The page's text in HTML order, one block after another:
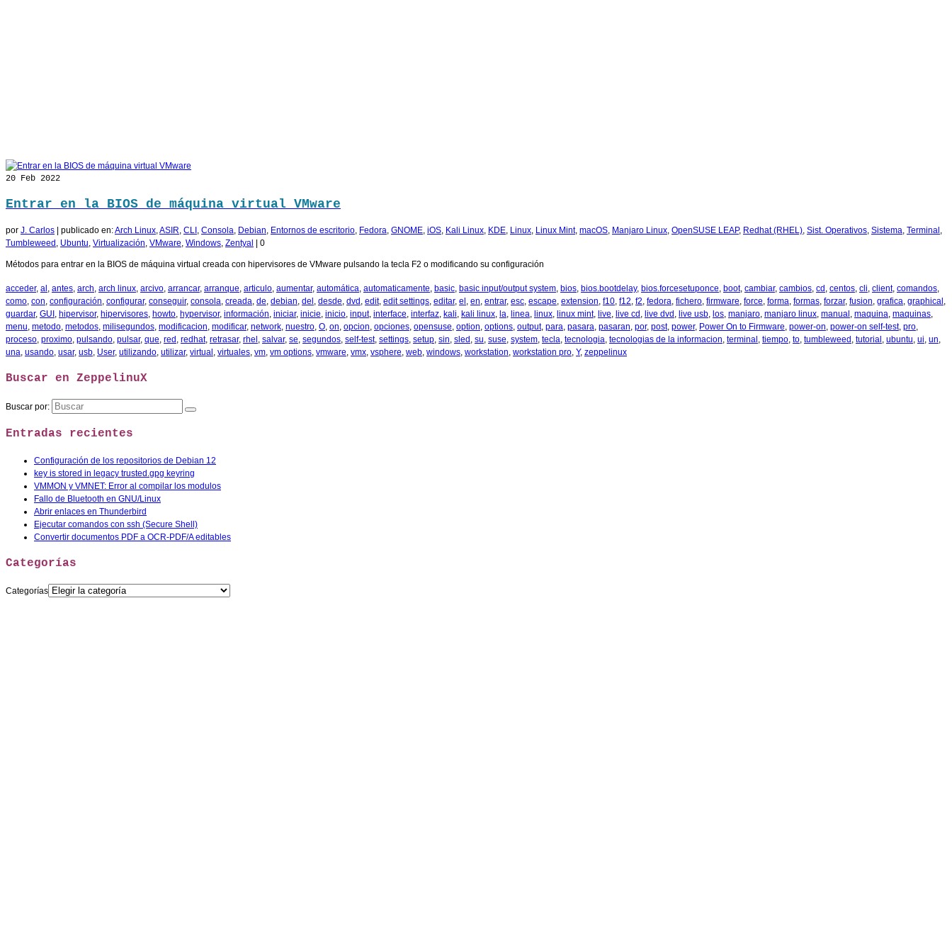
20 Feb 2022
Entrar en la BIOS de máquina virtual VMware
por J. Carlos publicado en:Arch Linux,ASIR, CLI , Consola, Debian, Entornos de escritorio, Fedora, GNOME, iOS, Kali Linux, KDE, Linux, Linux Mint, macOS, Manjaro Linux, OpenSUSE LEAP, Redhat (RHEL), Sist. Operativos, Sistema, Terminal ,
Tumbleweed , Ubuntu, Virtualización, VMware, Windows, Zentyal 0
Métodos para entrar en la BIOS de máquina virtual creada con hipervisores de VMware pulsando la tecla F2 o modificando su configuración
acceder, al , antes, arch, arch linux, arcivo, arrancar, arranque, articulo, aumentar, automática, automaticamente, basic, basic input/output system, bios, bios.bootdelay, bios.forcesetuponce, boot, cambiar, cambios, cd , centos, cli, client, comandos,
como, con, configuración, configurar, conseguir, consola, creada, de, debian, del , desde, dvd , edit, edit settings, editar, el , en, entrar, esc, escape, extension, f10, f12, f2, fedora, fichero, firmware, force, forma, formas, forzar, fusion, grafica, graphical ,
guardar, GUI , hipervisor, hipervisores, howto, hypervisor, información, iniciar, inicie, inicio, input, interface, interfaz, kali, kali linux, la, linea, linux, linux mint, live, live cd , live dvd , live usb, los, manjaro, manjaro linux, manual , maquina, maquinas,
menu, metodo, metodos, milisegundos, modificacion, modificar, network, nuestro, O, on, opcion, opciones, opensuse, option, options, output, para, pasara, pasaran, por, post, power, Power On to Firmware, power-on, power-on self-test, pro,
proceso, proximo, pulsando, pulsar, que, red , redhat, retrasar, rhel , salvar, se, segundos, self-test, settings, setup, sin, sled , su, suse, system, tecla, tecnologia, tecnologias de la informacion, terminal , tiempo, to, tumbleweed , tutorial , ubuntu, ui, un,
una, usando, usar, usb, User, utilizando, utilizar, virtual , virtuales, vm, vm options, vmware, vmx, vsphere, web, windows, workstation, workstation pro, Y, zeppelinux
Buscar en ZeppelinuX
Buscar por:
Entradas recientes
Configuración de los repositorios de Debian 12
key is stored in legacy trusted.gpg keyring
VMMON y VMNET: Error al compilar los modulos
Fallo de Bluetooth en GNU/Linux
Abrir enlaces en Thunderbird
Ejecutar comandos con ssh (Secure Shell)
Convertir documentos PDF a OCR-PDF/A editables
Categorías
Categorías